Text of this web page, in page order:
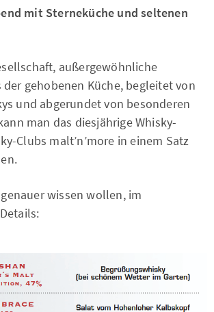
mit Sterneküche und seltenen
außergewöhnliche
der gehobenen Küche, begleitet von
und abgerundet von besonderen
man das diesjährige Whisky-
Clubs malt’n’more in einem Satz
wissen wollen, im